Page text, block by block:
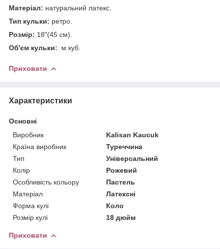
Матеріал: натуральний латекс.
Тип кульки: ретро.
Розмір: 18"(45 см).
Об'єм кульки:
м куб.
Приховати
Характеристики
Основні
Виробник
Kalisan Kaucuk
Країна виробник
Туреччина
Тип
Універсальний
Колір
Рожевий
Особливість кольору
Пастель
Матеріал
Латексні
Форма кулі
Коло
Розмір кулі
18 дюйм
Приховати